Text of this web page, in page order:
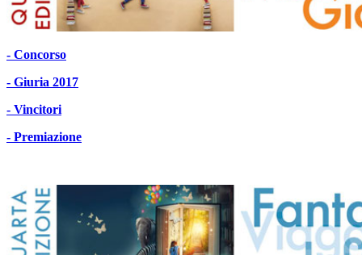
- Concorso
- Giuria 2017
- Vincitori
- Premiazione